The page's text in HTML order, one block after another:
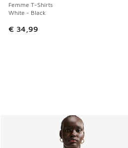
Femme T-Shirts
White - Black
€ 34,99